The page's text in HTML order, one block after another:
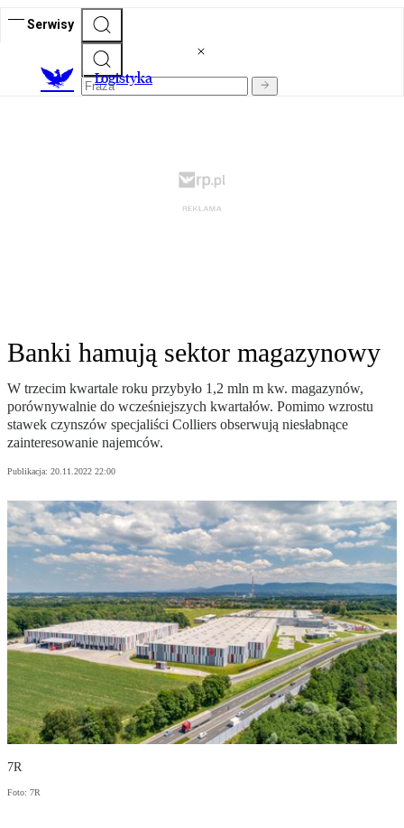
Serwisy
Logistyka
Banki hamują sektor magazynowy
W trzecim kwartale roku przybyło 1,2 mln m kw. magazynów,
porównywalnie do wcześniejszych kwartałów. Pomimo wzrostu
stawek czynszów specjaliści Colliers obserwują niesłabnące
zainteresowanie najemców.
Publikacja: 20.11.2022 22:00
7R
Foto: 7R